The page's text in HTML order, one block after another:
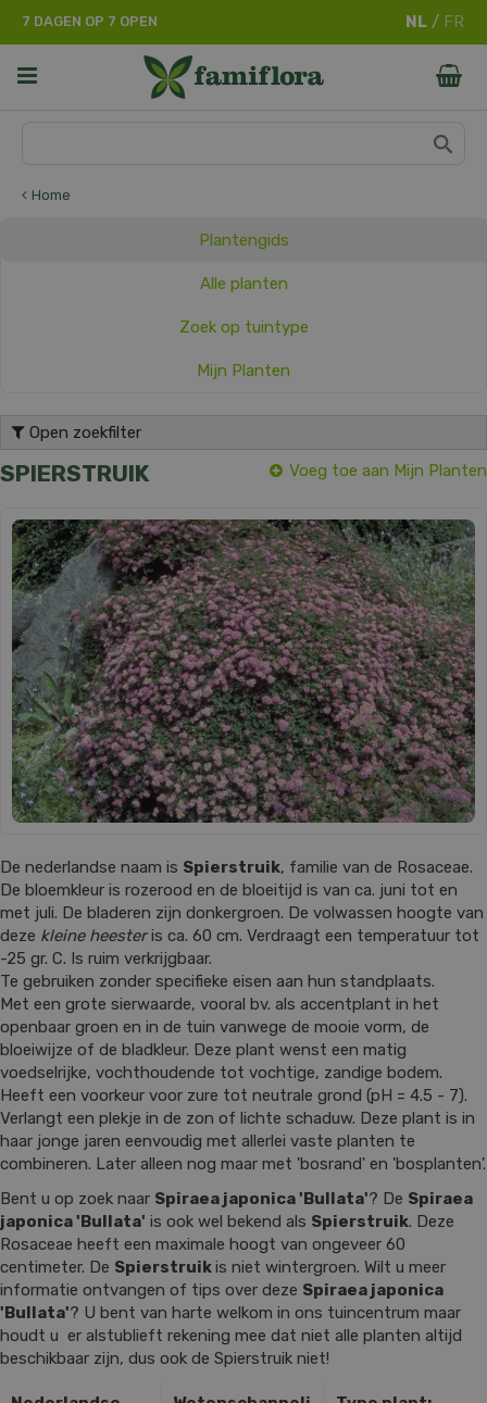
Home
7 DAGEN OP 7 OPEN
Plantengids
Alle planten
Zoek op tuintype
Mijn Planten
Open zoekfilter
SPIERSTRUIK Voeg toe aan Mijn Planten
De nederlandse naam is Spierstruik, familie van de Rosaceae.
De bloemkleur is rozerood en de bloeitijd is van ca. juni tot en
met juli. De bladeren zijn donkergroen. De volwassen hoogte van
deze kleine heesteris ca. 60 cm. Verdraagt een temperatuur tot
-25 gr. C. Is ruim verkrijgbaar.
Te gebruiken zonder specifieke eisen aan hun standplaats.
Met een grote sierwaarde, vooral bv. als accentplant in het
openbaar groen en in de tuin vanwege de mooie vorm, de
bloeiwijze of de bladkleur. Deze plant wenst een matig
voedselrijke, vochthoudende tot vochtige, zandige bodem.
Heeft een voorkeur voor zure tot neutrale grond (pH = 4.5 - 7).
Verlangt een plekje in de zon of lichte schaduw. Deze plant is in
haar jonge jaren eenvoudig met allerlei vaste planten te
combineren. Later alleen nog maar met 'bosrand' en 'bosplanten'.
Bent u op zoek naar Spiraea japonica 'Bullata'? De Spiraea
japonica 'Bullata' is ook wel bekend als Spierstruik. Deze
Rosaceae heeft een maximale hoogt van ongeveer 60
centimeter. De Spierstruikis niet wintergroen. Wilt u meer
informatie ontvangen of tips over deze Spiraea japonica
'Bullata'? U bent van harte welkom in ons tuincentrum maar
houdt u er alstublieft rekening mee dat niet alle planten altijd
beschikbaar zijn, dus ook de Spierstruik niet!